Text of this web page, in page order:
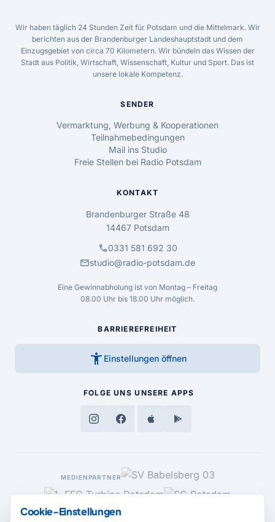
Wir haben täglich 24 Stunden Zeit für Potsdam und die Mittelmark. Wir
berichten aus der Brandenburger Landeshauptstadt und dem
Einzugsgebiet von circa 70 Kilometern. Wir bündeln das Wissen der
Stadt aus Politik, Wirtschaft, Wissenschaft, Kultur und Sport. Das ist
unsere lokale Kompetenz.
SENDER
Vermarktung, Werbung & Kooperationen
Teilnahmebedingungen
Mail ins Studio
Freie Stellen bei Radio Potsdam
KONTAKT
Brandenburger Straße 48
14467 Potsdam
call0331 581 692 30
mailstudio@radio-potsdam.de
Eine Gewinnabholung ist von Montag – Freitag
08.00 Uhr bis 18.00 Uhr möglich.
BARRIEREFREIHEIT
accessibility_new Einstellungen öffnen
FOLGE UNS UNSERE APPS
MEDIENPARTNER
Cookie-Einstellungen